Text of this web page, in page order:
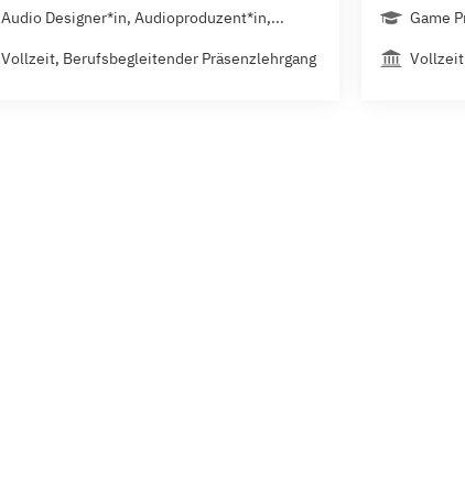
Audio Designer*in, Audioproduzent*in,...
Vollzeit, Berufsbegleitender Präsenzlehrgang
Game
Vollzeit